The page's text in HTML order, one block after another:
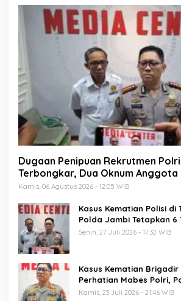
Dugaan Penipuan Rekrutmen
Terbongkar, Dua Oknum Anggota
Propam Polda Jambi
Kamis, 06 Agustus 2026 - 12:05 WIB
Kasus Kematian Polisi di
Polda Jambi Tetapkan 6
Termasuk 5 Anggota Polri
Senin, 27 Juli 2026 - 17:32 WIB
Kasus Kematian Brigadir
Perhatian Mabes Polri,
Periksa 18 Saksi
Kamis, 23 Juli 2026 - 21:46 WIB